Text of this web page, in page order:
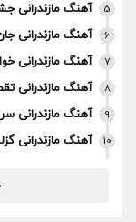
5 آهنگ مازندرانی
6 آهنگ مازندرانی
7 آهنگ مازندرانی
8 آهنگ مازندرانی
9 آهنگ مازندرانی
10 آهنگ مازندرانی